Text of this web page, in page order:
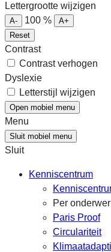
Lettergrootte wijzigen
A- 100 %
A+
Reset
Contrast
Contrast verhogen
Dyslexie
Letterstijl wijzigen
Open mobiel menu
Menu
Sluit mobiel menu
Sluit
Kenniscentrum
Per
Paris Proof
Circulariteit